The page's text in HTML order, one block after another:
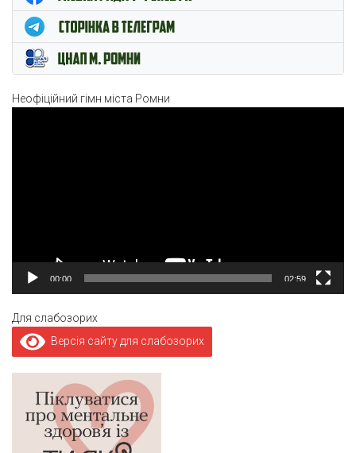
Неофіційний гімн міста Ромни
00:00 02:59
Для слабозорих
Версія сайту для слабозорих